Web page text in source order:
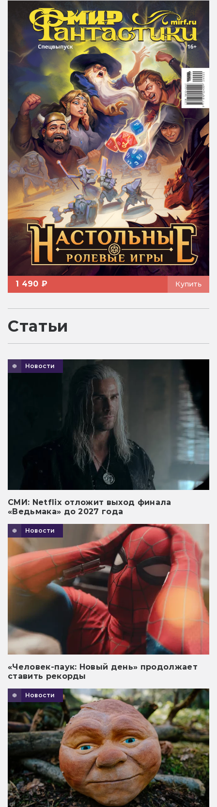
1 490 ₽ Купить
Статьи
Новости
СМИ: Netflix отложит выход финала
«Ведьмака» до 2027 года
Новости
«Человек-паук: Новый день» продолжает
ставить рекорды
Новости